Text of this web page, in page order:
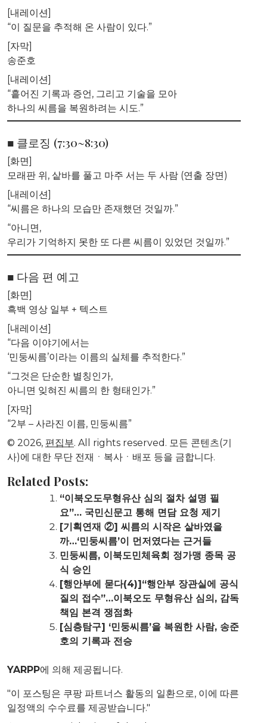
[내레이션]
“이 질문을 추적해 온 사람이 있다.”
[자막]
송준호
[내레이션]
“흩어진 기록과 증언, 그리고 기술을 모아
하나의 씨름을 복원하려는 시도.”
■ 클로징 (7:30~8:30)
[화면]
모래판 위, 샅바를 풀고 마주 서는 두 사람 (연출 장면)
[내레이션]
“씨름은 하나의 모습만 존재했던 것일까.”
“아니면,
우리가 기억하지 못한 또 다른 씨름이 있었던 것일까.”
■ 다음 편 예고
[화면]
흑백 영상 일부 + 텍스트
[내레이션]
“다음 이야기에서는
‘민둥씨름’이라는 이름의 실체를 추적한다.”
“그것은 단순한 별칭인가,
아니면 잊혀진 씨름의 한 형태인가.”
[자막]
“2부 – 사라진 이름, 민둥씨름”
© 2026, 편집부. All rights reserved. 모든 콘텐츠(기
사)에 대한 무단 전재ㆍ복사ㆍ배포 등을 금합니다.
Related Posts:
“이북오도무형유산 심의 절차 설명 필
요”… 국민신문고 통해 면담 요청 제기
[기획연재 ②] 씨름의 시작은 샅바였을
까…‘민둥씨름’이 먼저였다는 근거들
민둥씨름, 이북도민체육회 정가맹 종목 공
식 승인
[행안부에 묻다(4)]“행안부 장관실에 공식
질의 접수”…이북오도 무형유산 심의, 감독
책임 본격 쟁점화
[심층탐구] ‘민둥씨름’을 복원한 사람, 송준
호의 기록과 전승
YARPP에 의해 제공됩니다.
"이 포스팅은 쿠팡 파트너스 활동의 일환으로, 이에 따른
일정액의 수수료를 제공받습니다."